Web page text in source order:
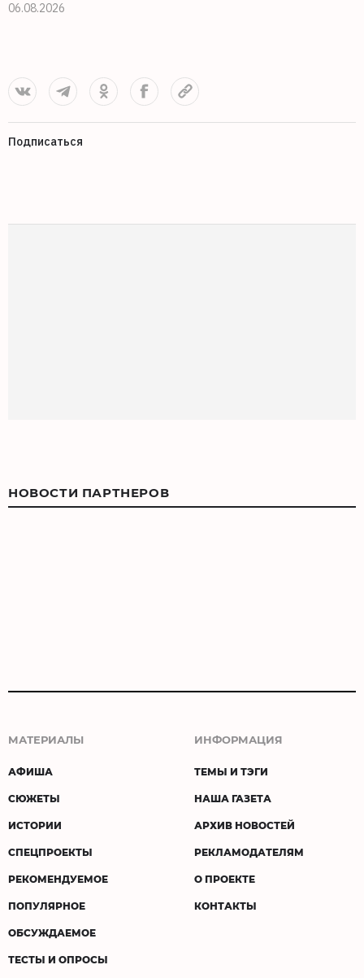
06.08.2026
Подписаться
НОВОСТИ ПАРТНЕРОВ
МАТЕРИАЛЫ
АФИША
СЮЖЕТЫ
ИСТОРИИ
СПЕЦПРОЕКТЫ
РЕКОМЕНДУЕМОЕ
ПОПУЛЯРНОЕ
ОБСУЖДАЕМОЕ
ТЕСТЫ И ОПРОСЫ
ИНФОРМАЦИЯ
ТЕМЫ И ТЭГИ
НАША ГАЗЕТА
АРХИВ НОВОСТЕЙ
РЕКЛАМОДАТЕЛЯМ
О ПРОЕКТЕ
КОНТАКТЫ